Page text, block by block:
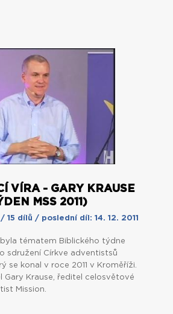
VÍRA - GARY KRAUSE
MSS 2011)
/ 15 dílů / poslední díl: 14. 12. 2011
tématem Biblického týdne
sdružení Církve adventistsů
se konal v roce 2011 v Kroměříži.
Gary Krause, ředitel celosvětové
Mission.